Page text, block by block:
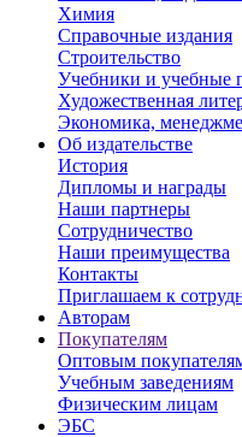
Химия
Справочные издания
Строительство
Учебники и учебные
Художественная
Экономика,
Об издательстве
История
Дипломы и награды
Наши партнеры
Сотрудничество
Наши преимущества
Контакты
Приглашаем к
Авторам
Покупателям
Оптовым
Учебным заведениям
Физическим лицам
ЭБС